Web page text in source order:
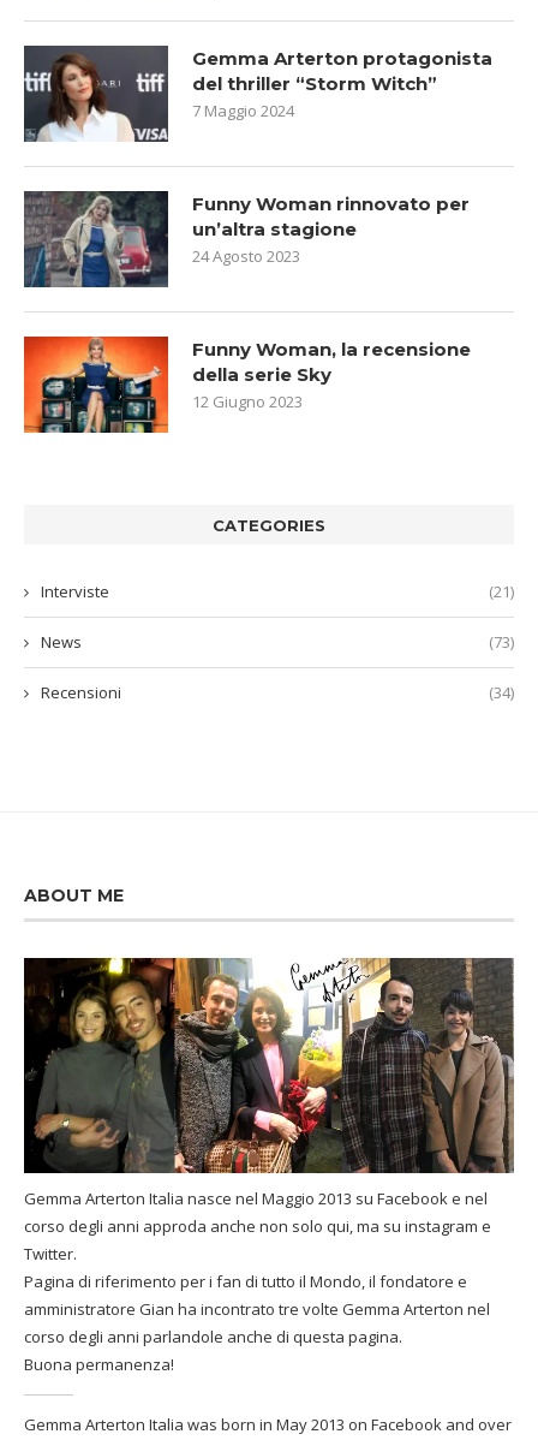
Gemma Arterton protagonista
del thriller “Storm Witch”
7 Maggio 2024
Funny Woman rinnovato per
un’altra stagione
24 Agosto 2023
Funny Woman, la recensione
della serie Sky
12 Giugno 2023
CATEGORIES
Interviste (21)
News (73)
Recensioni (34)
ABOUT ME
Gemma Arterton Italia nasce nel Maggio 2013 su Facebook e nel
corso degli anni approda anche non solo qui, ma su instagram e
Twitter.
Pagina di riferimento per i fan di tutto il Mondo, il fondatore e
amministratore Gian ha incontrato tre volte Gemma Arterton nel
corso degli anni parlandole anche di questa pagina.
Buona permanenza!
Gemma Arterton Italia was born in May 2013 on Facebook and over